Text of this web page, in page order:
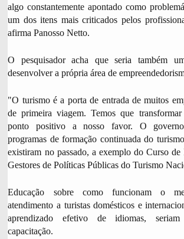
algo constantemente apontado como
um dos itens mais criticados pelos
afirma Panosso Netto.
O pesquisador acha que seria também
desenvolver a própria área de
"O turismo é a porta de entrada de muitos
de primeira viagem. Temos que
ponto positivo a nosso favor. O
programas de formação continuada do
existiram no passado, a exemplo do Curso de
Gestores de Políticas Públicas do Turismo
Educação sobre como funcionam o
atendimento a turistas domésticos e
aprendizado efetivo de idiomas,
capacitação.